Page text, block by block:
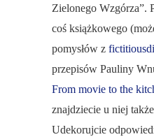
Zielonego Wzgórza”.
coś książkowego
pomysłów z
przepisów Pauliny
From movie to the
znajdziecie u niej
Udekorujcie